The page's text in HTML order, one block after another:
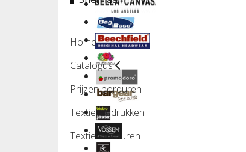
Home
Catalogus
Prijzen borduren
Textiel bedrukken
Textiel borduren